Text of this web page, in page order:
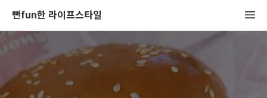
뻔fun한 라이프스타일